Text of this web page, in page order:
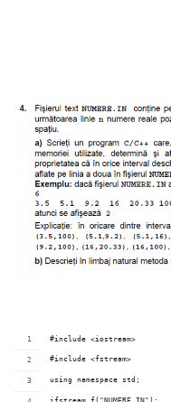
#include <iostream>
#include <fstream>
using namespace std;